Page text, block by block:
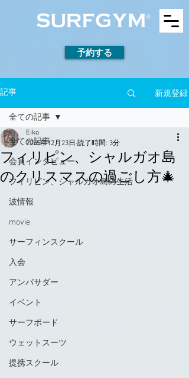
予約する
記事 新規登録
全ての記事
会員インタビュー
フィリピン、シャルガオ島の生活
波情報
movie
サーフィンスクール
入会
アンバサダー
イベント
サーフボード
ウェットスーツ
提携スクール
全ての記事
フィリピン、シャルガオ島
のクリスマスの過ごし方🎄
Eiko
2025年12月23日 読了時間: 3分